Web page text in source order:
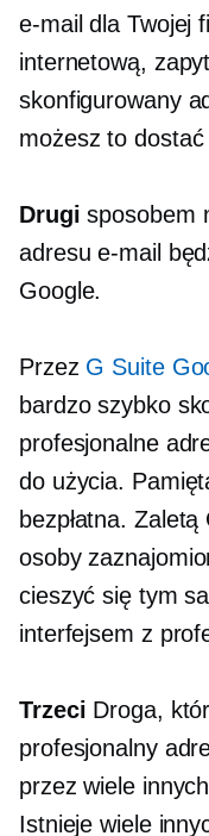
e-mail dla Twojej
internetową,
skonfigurowany
możesz to
Drugi sposobem
adresu e-mail
Google.
Przez G Suite
bardzo szybko
profesjonalne
do użycia.
bezpłatna.
osoby
cieszyć się tym
interfejsem z
Trzeci Droga,
profesjonalny
przez wiele
Istnieje wiele